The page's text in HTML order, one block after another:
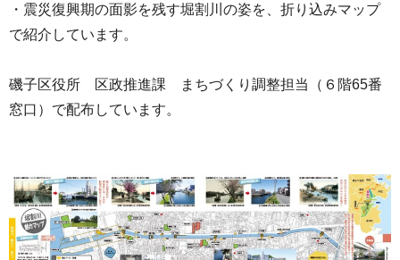
・震災復興期の面影を残す堀割川の姿を、折り込みマップ
で紹介しています。
磯子区役所 区政推進課 まちづくり調整担当（６階65番
窓口）で配布しています。